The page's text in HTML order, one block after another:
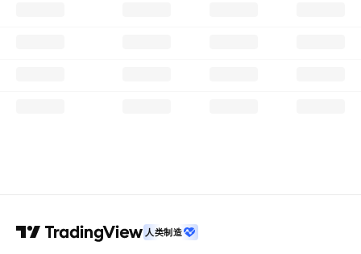
人类制造